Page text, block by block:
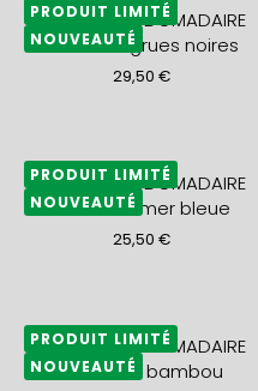
AGENDA HEBDOMADAIRE
2027 A5+ grues noires
29,50 €
PRODUIT LIMITÉ
NOUVEAUTÉ
AGENDA HEBDOMADAIRE
2027 A5+ mer bleue
25,50 €
PRODUIT LIMITÉ
NOUVEAUTÉ
AGENDA HEBDOMADAIRE
2027 A5+ bambou
PRODUIT LIMITÉ
NOUVEAUTÉ